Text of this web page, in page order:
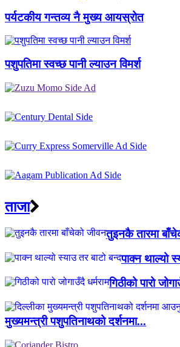
पर्यटकीय गन्तव्य नै मुख्य आयस्रोत
पशुपतिमा स्वच्छ पानी ल्याउन विमर्श
ताजा
तुइनकै तारमा
पाक्न थाल्यो
गिठीको पारो
मुख्यमन्त्री पशुपतिनाथको दर्शनमा...